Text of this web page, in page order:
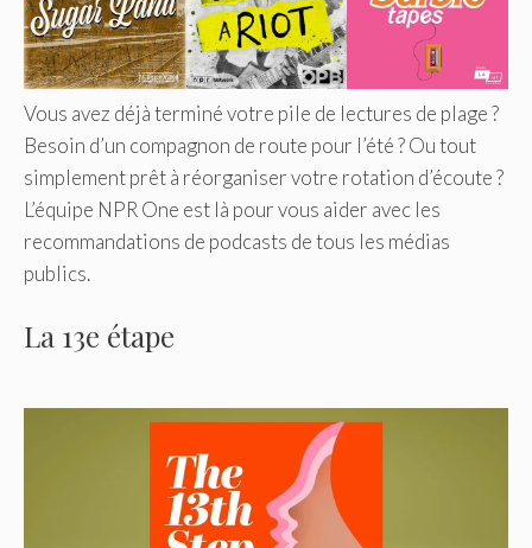
Vous avez déjà terminé votre pile de lectures de plage ?
Besoin d’un compagnon de route pour l’été ? Ou tout
simplement prêt à réorganiser votre rotation d’écoute ?
L’équipe NPR One est là pour vous aider avec les
recommandations de podcasts de tous les médias
publics.
La 13e étape